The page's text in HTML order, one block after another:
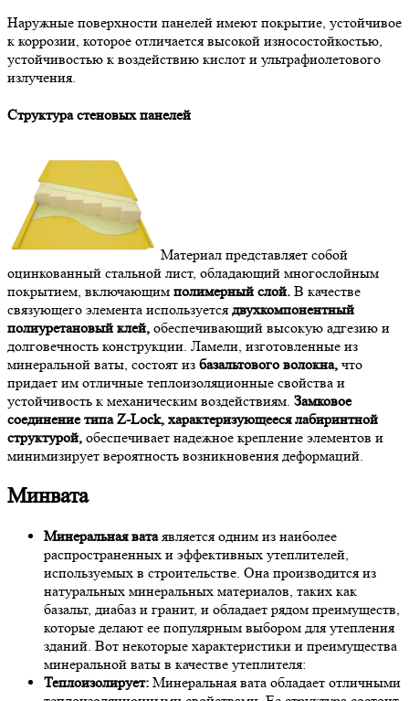
Наружные поверхности панелей имеют покрытие, устойчивое
к коррозии, которое отличается высокой износостойкостью,
устойчивостью к воздействию кислот и ультрафиолетового
излучения.
Структура стеновых панелей
Материал представляет собой
оцинкованный стальной лист, обладающий многослойным
покрытием, включающим полимерный слой. В качестве
связующего элемента используется двухкомпонентный
полиуретановый клей, обеспечивающий высокую адгезию и
долговечность конструкции. Ламели, изготовленные из
минеральной ваты, состоят из базальтового волокна, что
придает им отличные теплоизоляционные свойства и
устойчивость к механическим воздействиям. Замковое
соединение типа Z-Lock, характеризующееся лабиринтной
структурой, обеспечивает надежное крепление элементов и
минимизирует вероятность возникновения деформаций.
Минвата
Минеральная ватаявляется одним из наиболее
распространенных и эффективных утеплителей,
используемых в строительстве. Она производится из
натуральных минеральных материалов, таких как
базальт, диабаз и гранит, и обладает рядом преимуществ,
которые делают ее популярным выбором для утепления
зданий. Вот некоторые характеристики и преимущества
минеральной ваты в качестве утеплителя:
Теплоизолирует: Минеральная вата обладает отличными